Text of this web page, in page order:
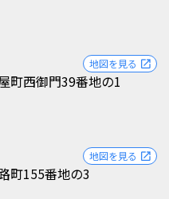
町西御門39番地の1
地図を見る open_in_new
町155番地の3
地図を見る open_in_new